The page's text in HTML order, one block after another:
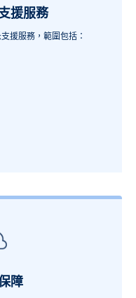
援服務
援服務，範圍包括：
障